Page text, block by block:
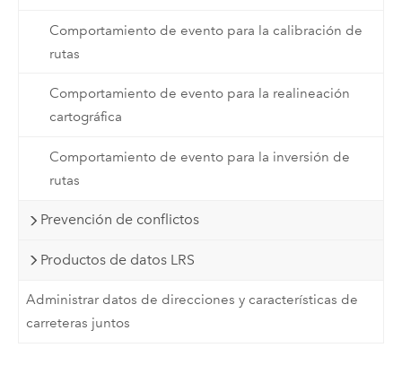
Comportamiento de evento para la calibración de
rutas
Comportamiento de evento para la realineación
cartográfica
Comportamiento de evento para la inversión de
rutas
Prevención de conflictos
Productos de datos LRS
Administrar datos de direcciones y características de
carreteras juntos